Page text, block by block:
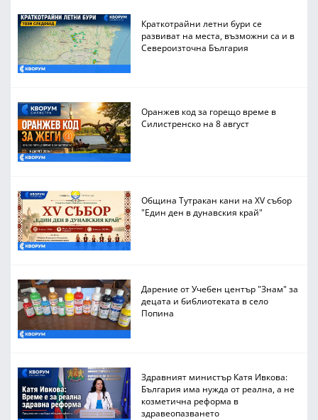
Краткотрайни летни бури се
развиват на места, възможни са и в
Североизточна България
Оранжев код за горещо време в
Силистренско на 8 август
Община Тутракан кани на XV събор
"Един ден в дунавския край"
Дарение от Учебен център "Знам" за
децата и библиотеката в село
Попина
Здравният министър Катя Ивкова:
България има нужда от реална, а не
козметична реформа в
здравеопазването